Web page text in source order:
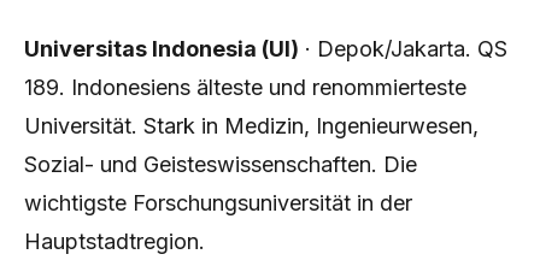
Universitas Indonesia (UI) · Depok/Jakarta. QS
189. Indonesiens älteste und renommierteste
Universität. Stark in Medizin, Ingenieurwesen,
Sozial- und Geisteswissenschaften. Die
wichtigste Forschungsuniversität in der
Hauptstadtregion.